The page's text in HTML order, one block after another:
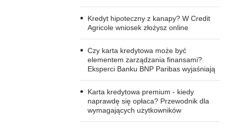
Kredyt hipoteczny z kanapy? W Credit
Agricole wniosek złożysz online
Czy karta kredytowa może być
elementem zarządzania finansami?
Eksperci Banku BNP Paribas wyjaśniają
Karta kredytowa premium - kiedy
naprawdę się opłaca? Przewodnik dla
wymagających użytkowników